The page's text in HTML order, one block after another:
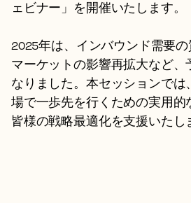
ェビナー」を開催いたします。
2025年は、インバウンド需要
マーケットの影響再拡大など、
なりました。本セッションでは
場で一歩先を行くための実用的
皆様の戦略最適化を支援いたし